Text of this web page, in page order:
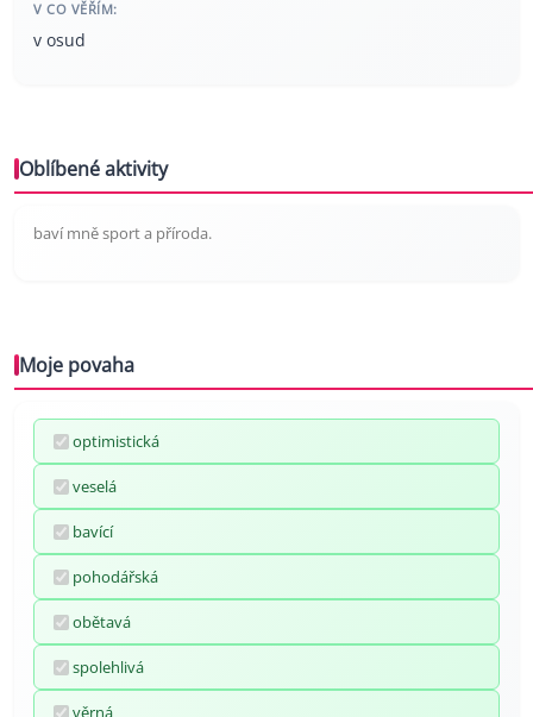
V CO VĚŘÍM:
v osud
Oblíbené aktivity
baví mně sport a příroda.
Moje povaha
optimistická
veselá
bavící
pohodářská
obětavá
spolehlivá